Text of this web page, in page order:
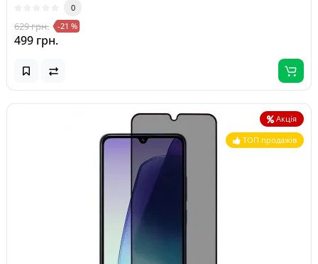
0
629 грн. -21 %
499 грн.
Акція
ТОП продажів